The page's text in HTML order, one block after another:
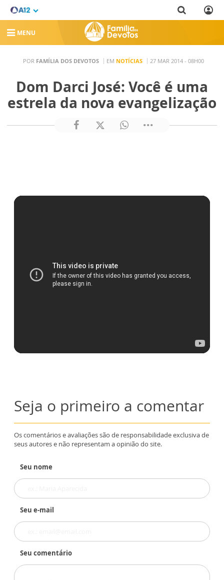
MENU
POR FAMÍLIA DOS DEVOTOS EM NOTÍCIAS 27 MAR 2014 - 08H00
Dom Darci José: Você é uma
estrela da nova evangelização
Seja o primeiro a comentar
Os comentários e avaliações são de responsabilidade exclusiva de
seus autores e não representam a opinião do site.
Seu nome
Seu e-mail
Seu comentário